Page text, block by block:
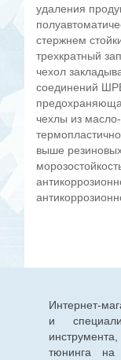
удаления
стержнем
трехкратный
чехол
соединений
чехлы из
выше
Интернет-
и
тюнинга